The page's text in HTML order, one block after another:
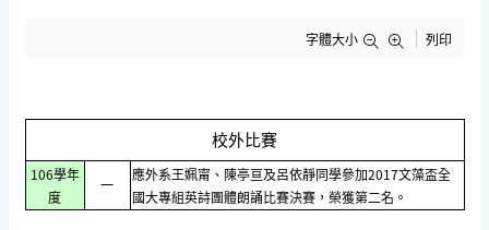
字體大小 列印
校外比賽
106學年
度
一
應外系王姵甯、陳亭亘及呂依靜同學參加2017文藻盃全
國大專組英詩團體朗誦比賽決賽，榮獲第二名。